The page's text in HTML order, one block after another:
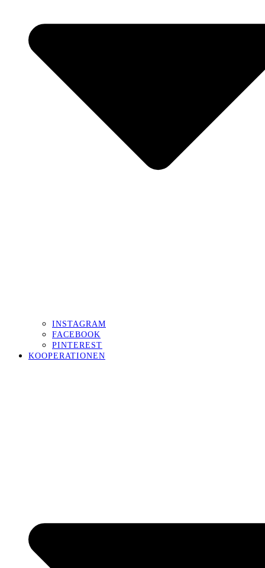
INSTAGRAM
FACEBOOK
PINTEREST
KOOPERATIONEN